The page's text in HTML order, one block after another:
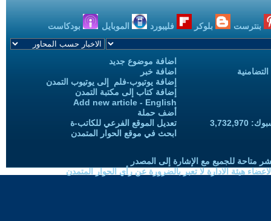
بنترست بلوكر فليبورد الموبايل بودكاست
اضافة موضوع جديد
اضافة خبر
إضافة يوتيوب-فلم إلى يوتيوب التمدن
إضافة كتاب إلى مكتبة التمدن
Add new article - English
أضف حملة
تعديل الموقع الفرعي للكاتب-ة
ابحث في موقع الحوار المتمدن
متاحة للجميع مع الإشارة إلى المصدر
هيئة الادارة لا تعبر بالضرورة عن رأي الحوار المتمدن